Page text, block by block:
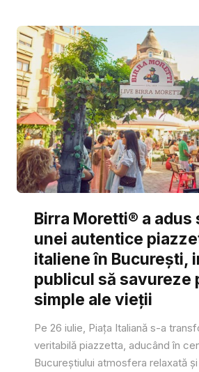
Birra Moretti® a adus
unei autentice
italiene în București,
publicul să savureze
simple ale vieții
Pe 26 iulie, Piața Italiană s-a
veritabilă piazzetta, aducând în
Bucureștiului atmosfera relaxată